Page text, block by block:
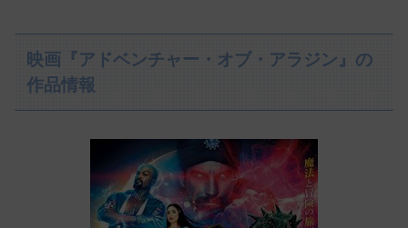
映画『アドベンチャー・オブ・アラジン』の
作品情報